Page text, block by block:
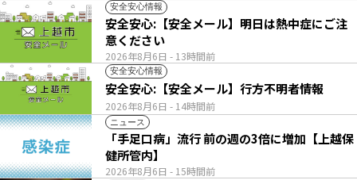
安全安心情報
2026年8月6日 - 13時間前
安全安心:【安全メール】明日は熱中症にご注
意ください
安全安心情報
2026年8月6日 - 14時間前
安全安心:【安全メール】行方不明者情報
ニュース
2026年8月6日 - 15時間前
「手足口病」流行 前の週の3倍に増加【上越保
健所管内】